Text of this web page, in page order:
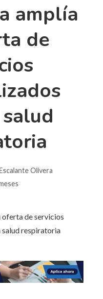
amplía
de
Olivera